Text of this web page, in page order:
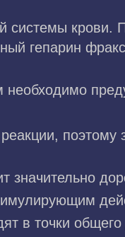
крови.
гепарин
поэтому
значительно
в точки общего